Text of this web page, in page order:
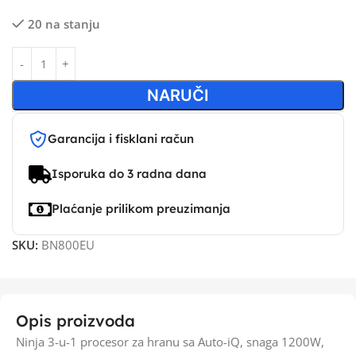
20 na stanju
NARUČI
Garancija i fisklani račun
Isporuka do 3 radna dana
Plaćanje prilikom preuzimanja
SKU: BN800EU
Opis proizvoda
Ninja 3-u-1 procesor za hranu sa Auto-iQ, snaga 1200W,